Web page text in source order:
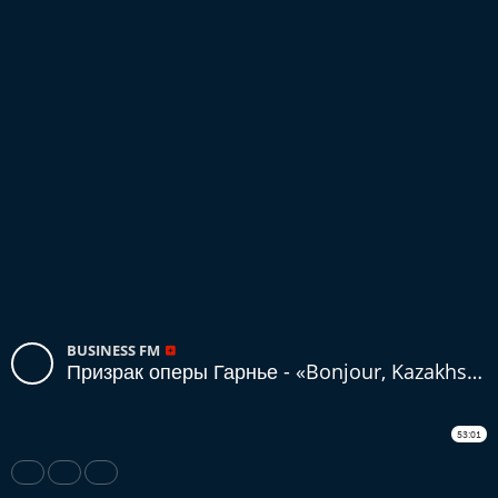
BUSINESS FM
Призрак оперы Гарнье - «Bonjour, Kazakhstan!»
53:01
Share